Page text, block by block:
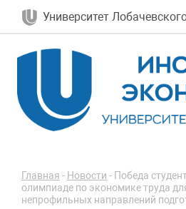
Университет
Главная - Новости - Победа
олимпиаде по экономике труда
непрофильных направлений